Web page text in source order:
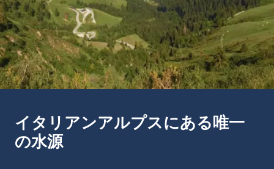
イタリアンアルプスにある唯一
の水源